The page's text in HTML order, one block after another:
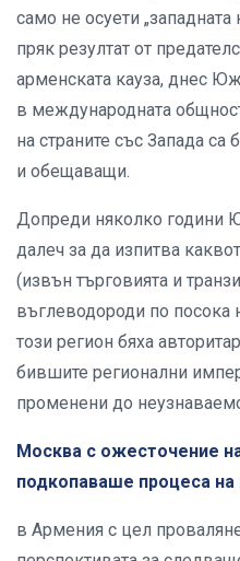
само не осуети
пряк резултат от
арменската кауза, днес
в международната
на страните със Запада
и обещаващи.
Допреди няколко години
далеч за да изпитва
(извън търговията и
въглеводороди по посока
този регион бяха
бившите регионални
променени до
Москва с ожесточение
подкопаваше процеса
в Армения с цел